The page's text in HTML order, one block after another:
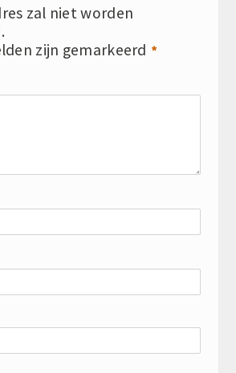
zal niet worden
zijn gemarkeerd *